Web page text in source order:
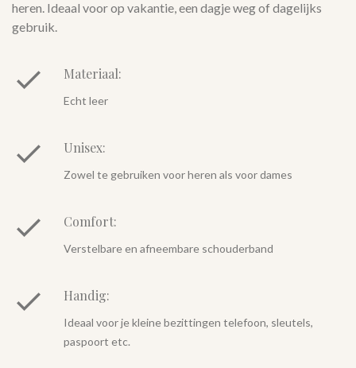
heren. Ideaal voor op vakantie, een dagje weg of dagelijks
gebruik.
Materiaal:
Echt leer
Unisex:
Zowel te gebruiken voor heren als voor dames
Comfort:
Verstelbare en afneembare schouderband
Handig:
Ideaal voor je kleine bezittingen telefoon, sleutels,
paspoort etc.